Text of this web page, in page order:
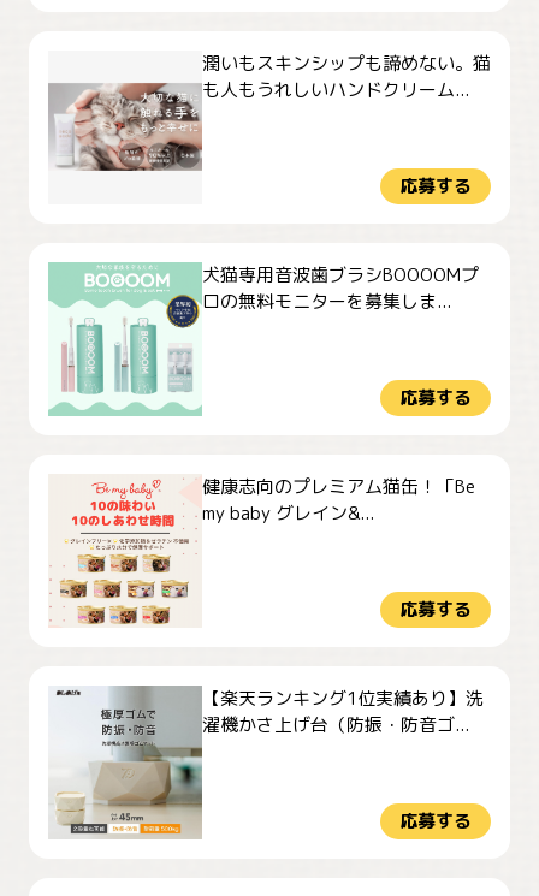
潤いもスキンシップも諦めない。猫
も人もうれしいハンドクリーム...
応募する
犬猫専用音波歯ブラシBOOOOMプ
ロの無料モニターを募集しま...
応募する
健康志向のプレミアム猫缶！「Be
my baby グレイン&...
応募する
【楽天ランキング1位実績あり】洗
濯機かさ上げ台（防振・防音ゴ...
応募する